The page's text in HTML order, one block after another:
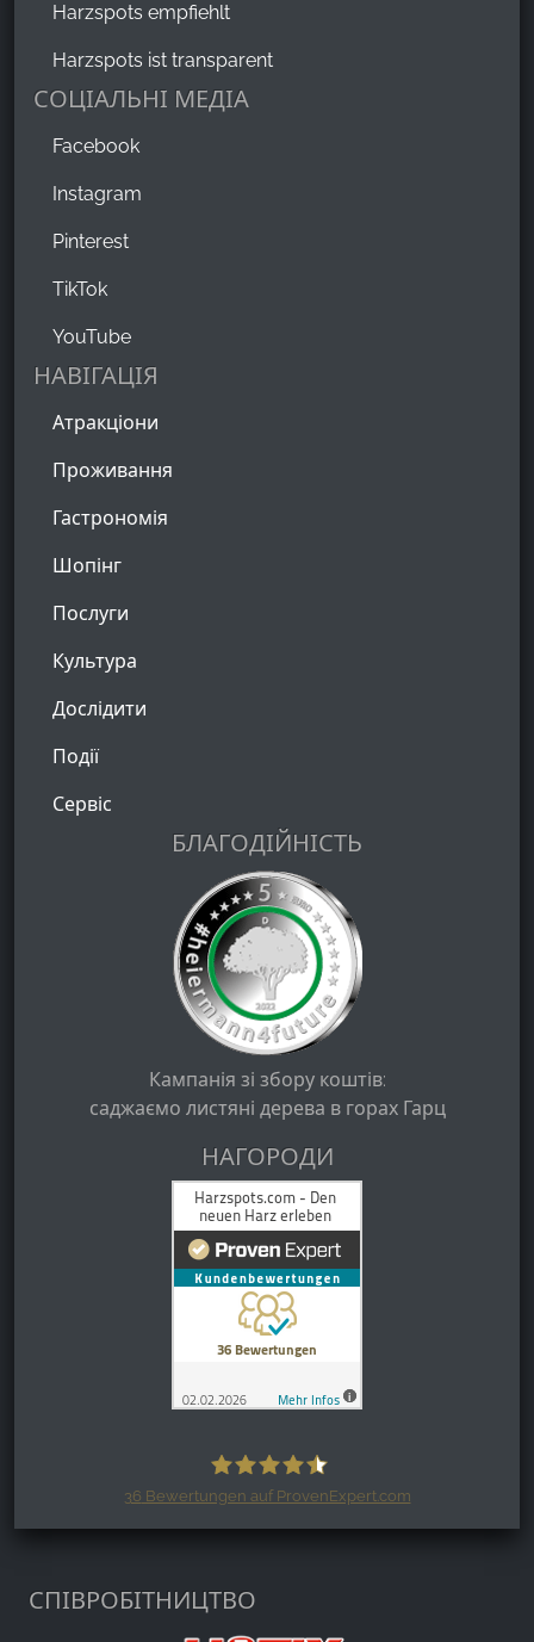
Harzspots empfiehlt
Harzspots ist transparent
СОЦІАЛЬНІ МЕДІА
Facebook
Instagram
Pinterest
TikTok
YouTube
НАВІГАЦІЯ
Атракціони
Проживання
Гастрономія
Шопінг
Послуги
Культура
Дослідити
Події
Сервіс
БЛАГОДІЙНІСТЬ
Кампанія зі збору коштів:
саджаємо листяні дерева в горах Гарц
НАГОРОДИ
36 Bewertungen auf ProvenExpert.com
СПІВРОБІТНИЦТВО